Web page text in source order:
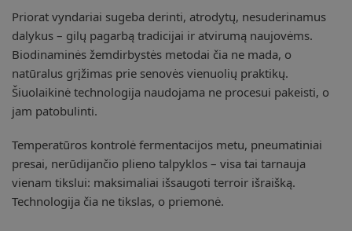
Priorat vyndariai sugeba derinti, atrodytų, nesuderinamus
dalykus – gilų pagarbą tradicijai ir atvirumą naujovėms.
Biodinaminės žemdirbystės metodai čia ne mada, o
natūralus grįžimas prie senovės vienuolių praktikų.
Šiuolaikinė technologija naudojama ne procesui pakeisti, o
jam patobulinti.
Temperatūros kontrolė fermentacijos metu, pneumatiniai
presai, nerūdijančio plieno talpyklos – visa tai tarnauja
vienam tikslui: maksimaliai išsaugoti terroir išraišką.
Technologija čia ne tikslas, o priemonė.